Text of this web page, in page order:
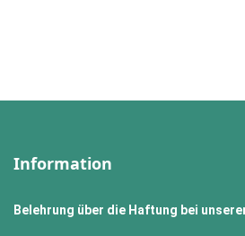
Information
Belehrung über die Haftung bei